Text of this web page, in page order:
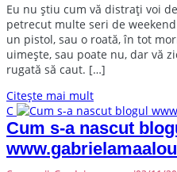
Eu nu știu cum vă distrați voi
petrecut multe seri de
un pistol, sau o roată, în tot
uimește, sau poate nu, dar vă
rugată să caut. […]
Citește mai mult
C
Cum s-a nascut